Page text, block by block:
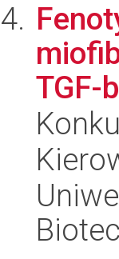
TGF-